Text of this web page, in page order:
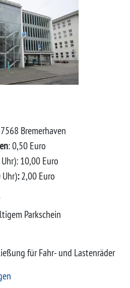
Bremerhaven
: 0,50 Euro
10,00 Euro
:2,00 Euro
Parkschein
für Fahr- und Lastenräder